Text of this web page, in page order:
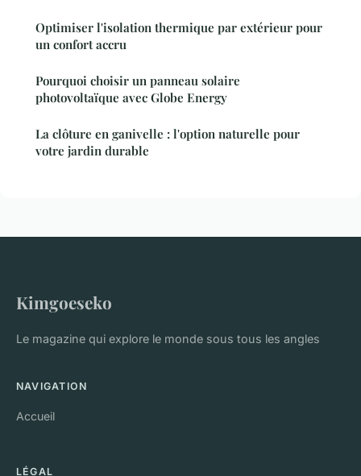
Optimiser l'isolation thermique par extérieur pour
un confort accru
Pourquoi choisir un panneau solaire
photovoltaïque avec Globe Energy
La clôture en ganivelle : l'option naturelle pour
votre jardin durable
Kimgoeseko
Le magazine qui explore le monde sous tous les angles
NAVIGATION
Accueil
LÉGAL